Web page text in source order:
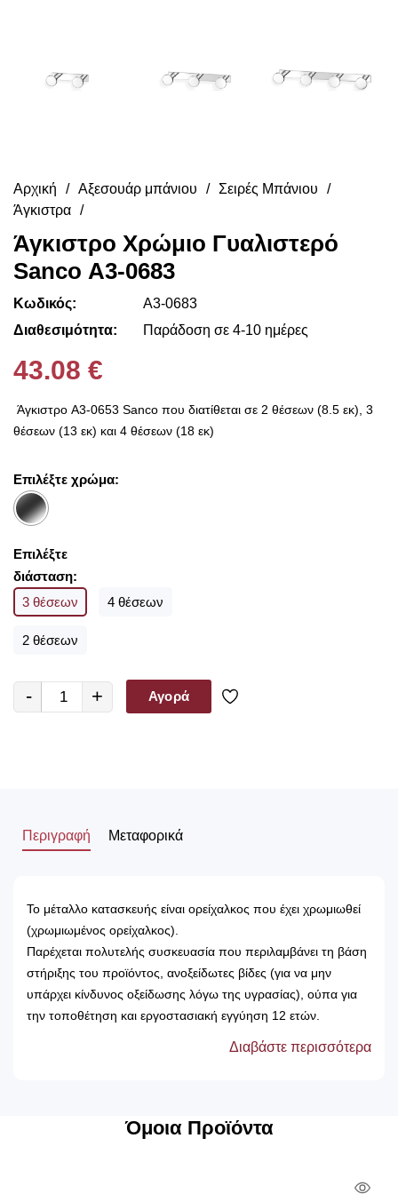
Αρχική Αξεσουάρ μπάνιου
Σειρές Μπάνιου
Άγκιστρα
Άγκιστρο Χρώμιο Γυαλιστερό
Sanco Α3-0683
Κωδικός:
Α3-0683
Διαθεσιμότητα:
Παράδοση σε 4-10 ημέρες
43.08 €
Άγκιστρο Α3-0653 Sanco που διατίθεται σε 2 θέσεων (8.5 εκ), 3
θέσεων (13 εκ) και 4 θέσεων (18 εκ)
Επιλέξτε χρώμα:
Επιλέξτε
διάσταση:
3 θέσεων
4 θέσεων
2 θέσεων
- + Αγορά
Περιγραφή Μεταφορικά
Το μέταλλο κατασκευής είναι ορείχαλκος που έχει χρωμιωθεί
(χρωμιωμένος ορείχαλκος).
Παρέχεται πολυτελής συσκευασία που περιλαμβάνει τη βάση
στήριξης του προϊόντος, ανοξείδωτες βίδες (για να μην
υπάρχει κίνδυνος οξείδωσης λόγω της υγρασίας), ούπα για
την τοποθέτηση και εργοστασιακή εγγύηση 12 ετών.
σύγχρονη και διαρκώς εξελισσόμενη εταιρία στο τομέα των
Διαβάστε περισσότερα
Όμοια Προϊόντα